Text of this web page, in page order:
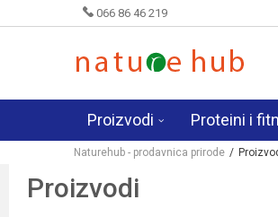
066 86 46 219
Proizvodi Proteini i
Naturehub - prodavnica prirode
Proizvodi